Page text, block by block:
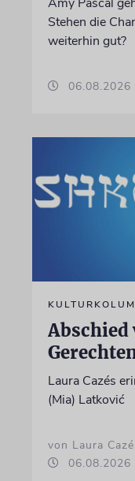
Stehen die
weiterhin gut?
06.08.2026
Abschied
Laura Cazés
(Mia) Latković
von Laura
06.08.2026